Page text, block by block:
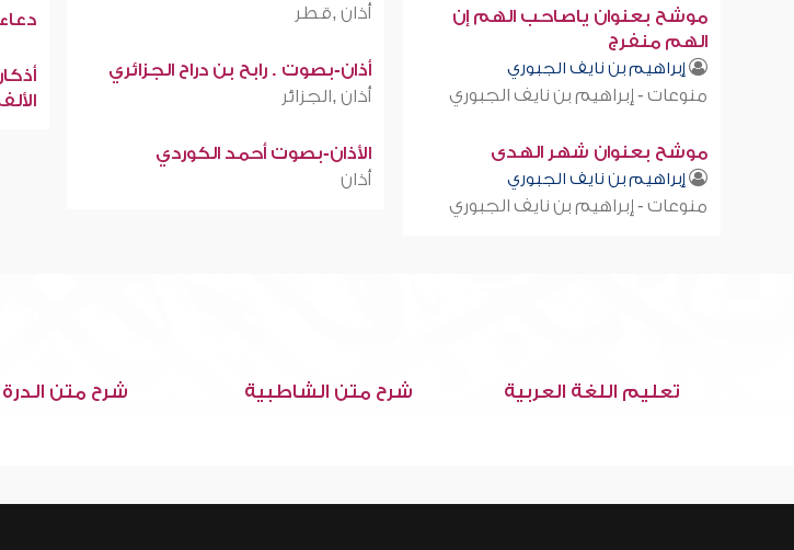
موشح بعنوان ياصاحب الهم إن
الهم منفرج
إبراهيم بن نايف الجبوري
منوعات - إبراهيم بن نايف الجبوري
موشح بعنوان شهر الهدى
إبراهيم بن نايف الجبوري
منوعات - إبراهيم بن نايف الجبوري
أذان ,قطر
أذان-بصوت . رابح بن دراح الجزائري
أذان ,الجزائر
الأذان-بصوت أحمد الكوردي
أذان
تعليم اللغة العربية شرح متن الشاطبية شرح متن الدرة